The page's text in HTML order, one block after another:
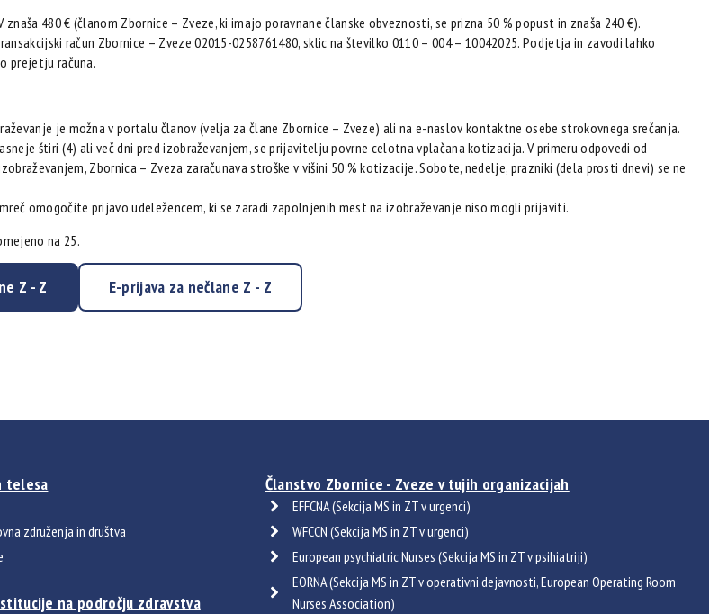
480 € (članom Zbornice – Zveze, ki imajo poravnane članske obveznosti, se prizna 50 % popust in znaša 240 €).
račun Zbornice – Zveze 02015-0258761480, sklic na številko 0110 – 004 – 10042025. Podjetja in zavodi lahko
prejetju računa.
je možna v portalu članov (velja za člane Zbornice – Zveze) ali na e-naslov kontaktne osebe strokovnega srečanja.
štiri (4) ali več dni pred izobraževanjem, se prijavitelju povrne celotna vplačana kotizacija. V primeru odpovedi od
Zbornica – Zveza zaračunava stroške v višini 50 % kotizacije. Sobote, nedelje, prazniki (dela prosti dnevi) se ne
omogočite prijavo udeležencem, ki se zaradi zapolnjenih mest na izobraževanje niso mogli prijaviti.
na 25.
Z - Z E-prijava za nečlane Z - Z
telesa
združenja in društva
na področju zdravstva
Članstvo Zbornice - Zveze v tujih organizacijah
EFFCNA (Sekcija MS in ZT v urgenci)
WFCCN (Sekcija MS in ZT v urgenci)
European psychiatric Nurses (Sekcija MS in ZT v psihiatriji)
EORNA (Sekcija MS in ZT v operativni dejavnosti, European Operating Room
Nurses Association)